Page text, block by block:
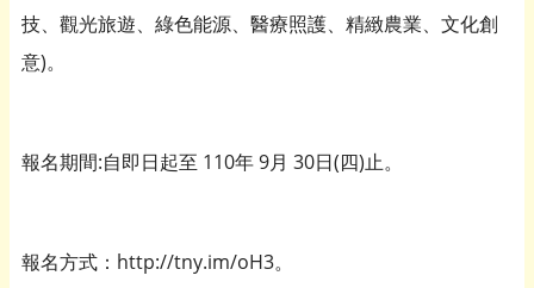
技、觀光旅遊、綠色能源、醫療照護、精緻農業、文化創
意)。
報名期間:自即日起至 110年 9月 30日(四)止。
報名方式：http://tny.im/oH3。